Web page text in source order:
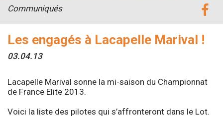
Les engagés à Lacapelle Marival !
03.04.13
Communiqués
Lacapelle Marival sonne la mi-saison du Championnat
de France Elite 2013.
Voici la liste des pilotes qui s’affronteront dans le Lot.